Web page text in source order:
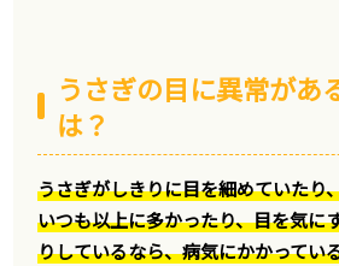
うさぎの目に異常があ
は？
うさぎがしきりに目を細めていたり
いつも以上に多かったり、目を気に
りしているなら、病気にかかってい